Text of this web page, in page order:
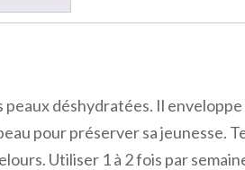
déshydratées. Il
pour préserver sa jeunesse.
Utiliser 1 à 2 fois par